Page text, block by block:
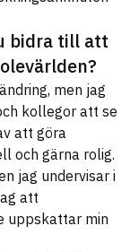
bidra till att
men jag
kollegor att se
att göra
och gärna rolig.
jag undervisar i
att
uppskattar min